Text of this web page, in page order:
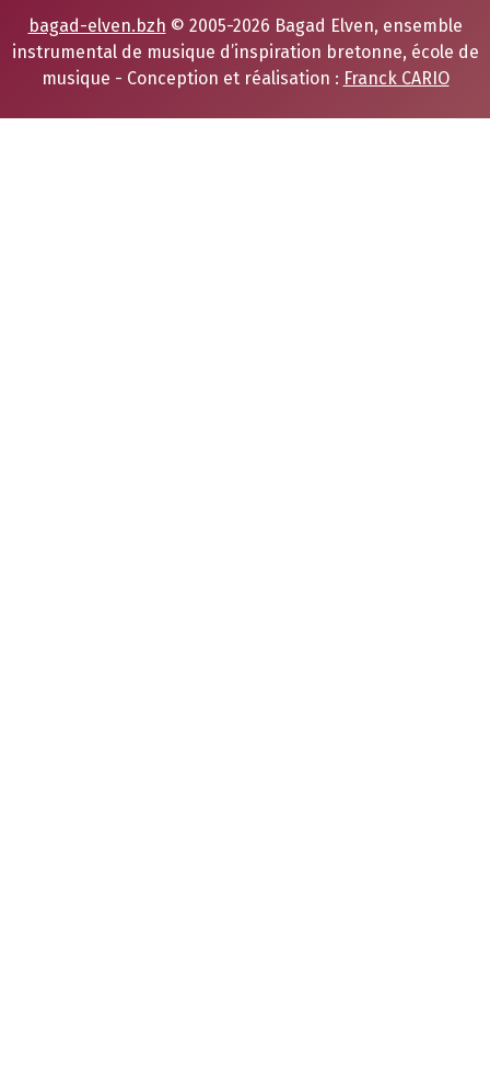
bagad-elven.bzh © 2005-2026 Bagad Elven, ensemble
instrumental de musique d’inspiration bretonne, école de
musique - Conception et réalisation : Franck CARIO